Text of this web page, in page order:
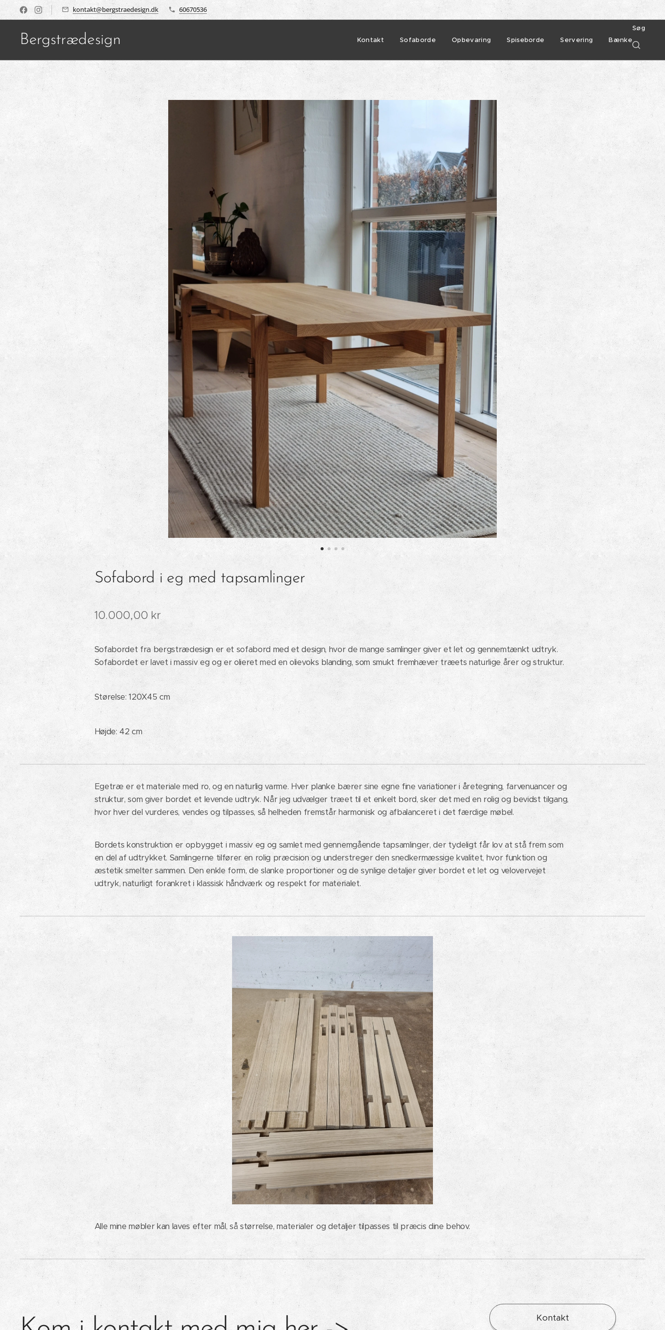
kontakt@bergstraedesign.dk 60670536
Bergstrædesign Kontakt Sofaborde Opbevaring Spiseborde Servering Bænke
Søg
Sofabord i eg med tapsamlinger
10.000,00 kr
Sofabordet fra bergstrædesign er et sofabord med et design, hvor de mange samlinger giver et let og gennemtænkt udtryk.
Sofabordet er lavet i massiv eg og er olieret med en olievoks blanding, som smukt fremhæver træets naturlige årer og struktur.
Størelse: 120X45 cm
Højde: 42 cm
Egetræ er et materiale med ro, og en naturlig varme. Hver planke bærer sine egne fine variationer i åretegning, farvenuancer og
struktur, som giver bordet et levende udtryk. Når jeg udvælger træet til et enkelt bord, sker det med en rolig og bevidst tilgang,
hvor hver del vurderes, vendes og tilpasses, så helheden fremstår harmonisk og afbalanceret i det færdige møbel.
Bordets konstruktion er opbygget i massiv eg og samlet med gennemgående tapsamlinger, der tydeligt får lov at stå frem som
en del af udtrykket. Samlingerne tilfører en rolig præcision og understreger den snedkermæssige kvalitet, hvor funktion og
æstetik smelter sammen. Den enkle form, de slanke proportioner og de synlige detaljer giver bordet et let og velovervejet
udtryk, naturligt forankret i klassisk håndværk og respekt for materialet.
Alle mine møbler kan laves efter mål, så størrelse, materialer og detaljer tilpasses til præcis dine behov.
Kontakt